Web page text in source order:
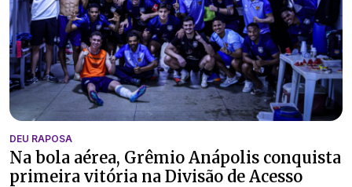
DEU RAPOSA
Na bola aérea, Grêmio Anápolis conquista
primeira vitória na Divisão de Acesso